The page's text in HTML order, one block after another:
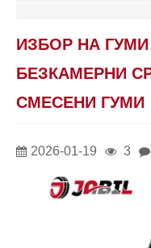
ИЗБОР НА
БЕЗКАМЕРНИ
СМЕСЕНИ ГУМИ
2026-01-19 3